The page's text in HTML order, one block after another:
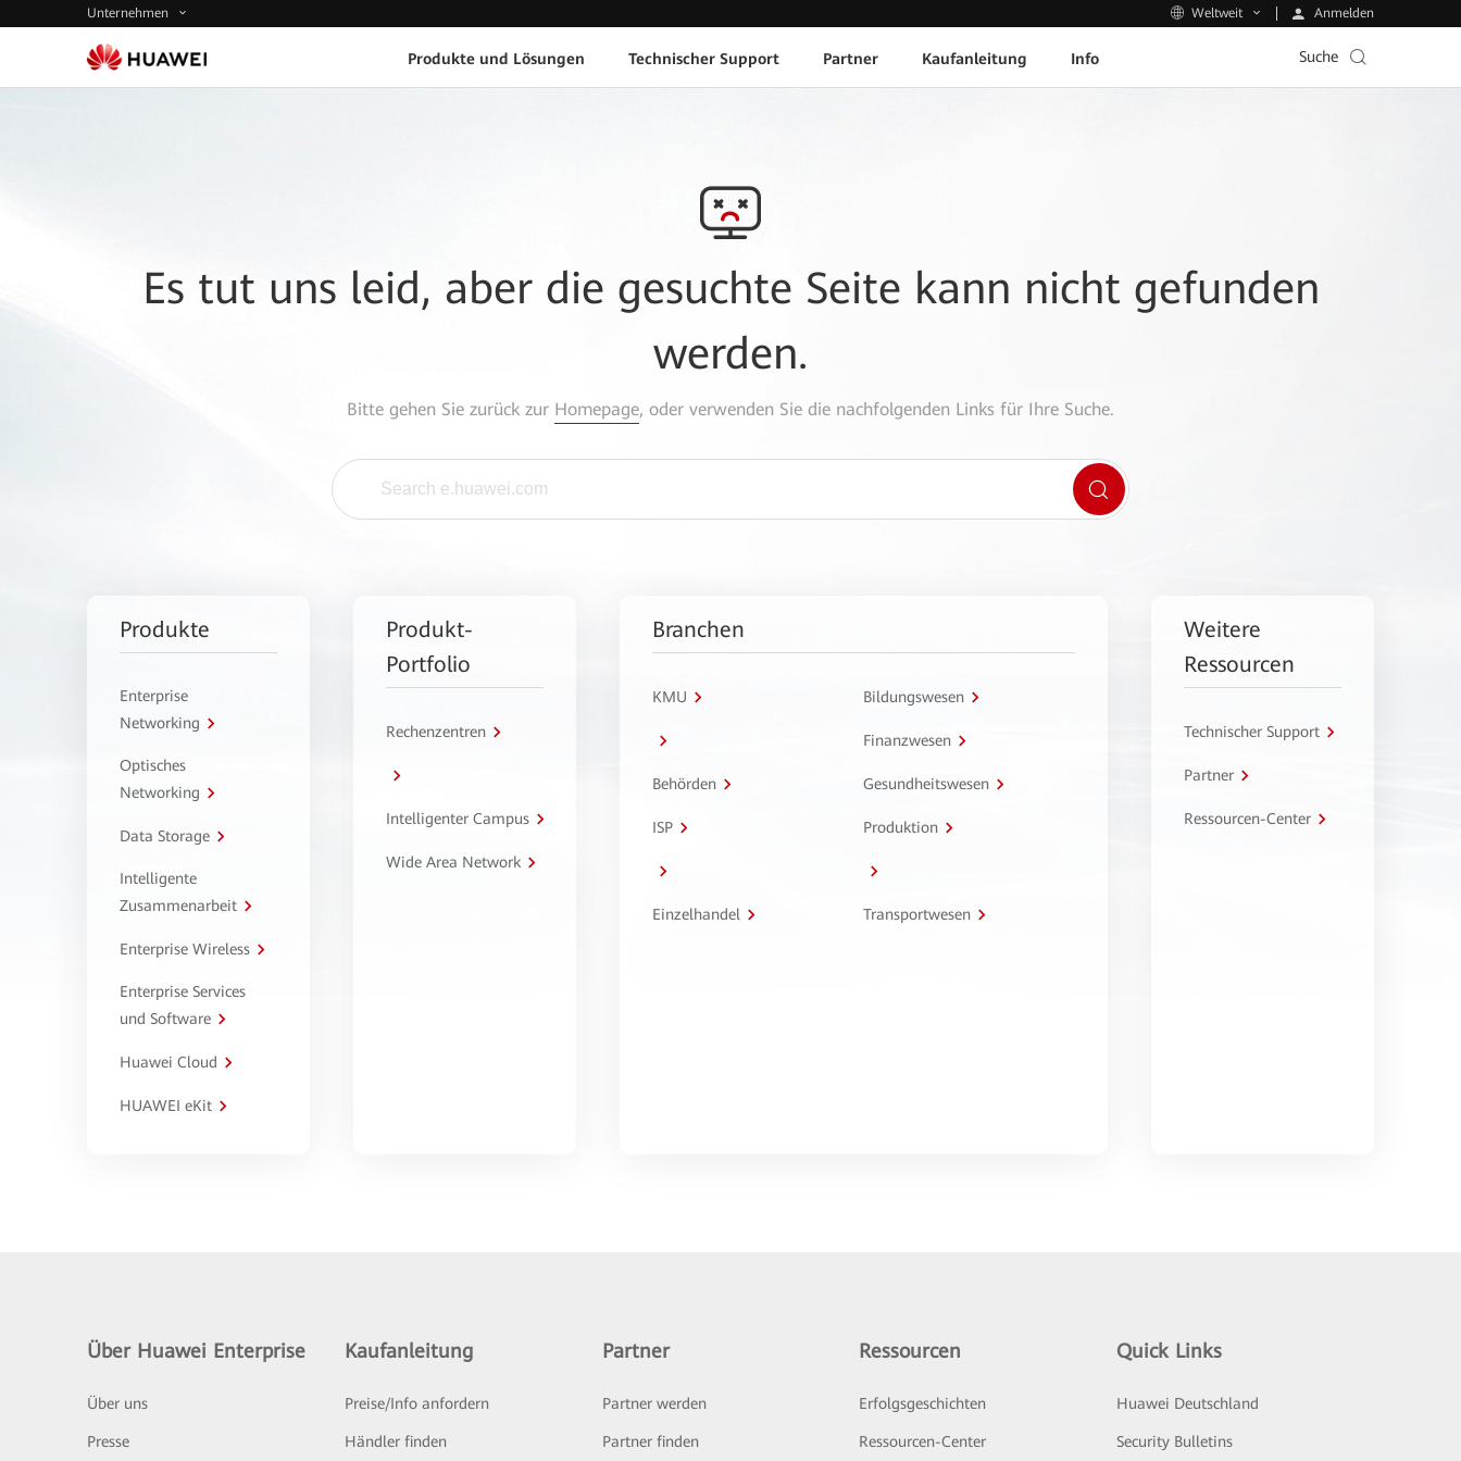
Unternehmen Weltweit Anmelden
Produkte und Lösungen Technischer Support Partner Kaufanleitung Info Suche
Es tut uns leid, aber die gesuchte Seite kann nicht gefunden
werden.
Bitte gehen Sie zurück zur Homepage, oder verwenden Sie die nachfolgenden Links für Ihre Suche.
Produkte
Enterprise
Networking
Optisches
Networking
Data Storage
Intelligente
Zusammenarbeit
Enterprise Wireless
Enterprise Services
und Software
Huawei Cloud
HUAWEI eKit
Produkt-
Portfolio
Rechenzentren
Intelligenter Campus
Wide Area Network
Branchen
KMU Bildungswesen
Finanzwesen
Behörden Gesundheitswesen
ISP Produktion
Einzelhandel Transportwesen
Weitere
Ressourcen
Technischer Support
Partner
Ressourcen-Center
Über Huawei Enterprise
Über uns
Presse
Kaufanleitung
Preise/Info anfordern
Händler finden
Partner
Partner werden
Partner finden
Ressourcen
Erfolgsgeschichten
Ressourcen-Center
Quick Links
Huawei Deutschland
Security Bulletins